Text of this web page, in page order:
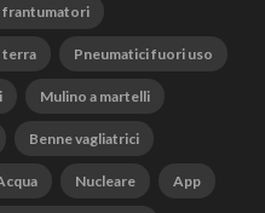
frantumatori
terra Pneumatici fuori uso
Mulino a martelli
Benne vagliatrici
Nucleare App